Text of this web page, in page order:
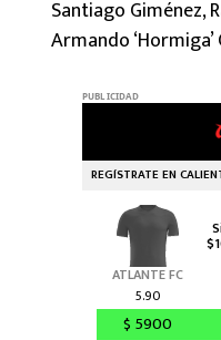
Santiago Giménez,
Armando